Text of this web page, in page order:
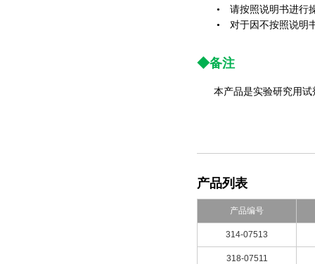
• 请按照说明书进行
• 对于因不按照说明书
◆备注
本产品是实验研究用
产品列表
产品编号
314-07513
318-07511